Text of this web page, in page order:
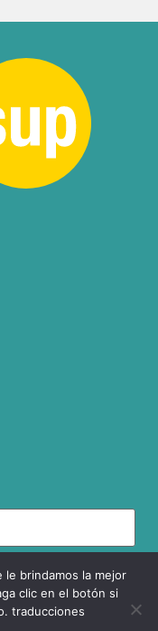
le brindamos la mejor
clic en el botón si
traducciones